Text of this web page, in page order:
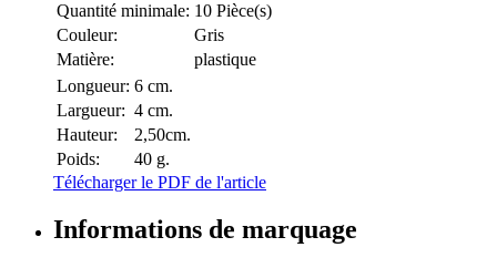
Quantité minimale: 10 Pièce(s)
Couleur:
Gris
Matière:
plastique
Longueur: 6 cm.
Largueur: 4 cm.
Hauteur:
2,50cm.
Poids:
40 g.
Télécharger le PDF de l'article
Informations de marquage